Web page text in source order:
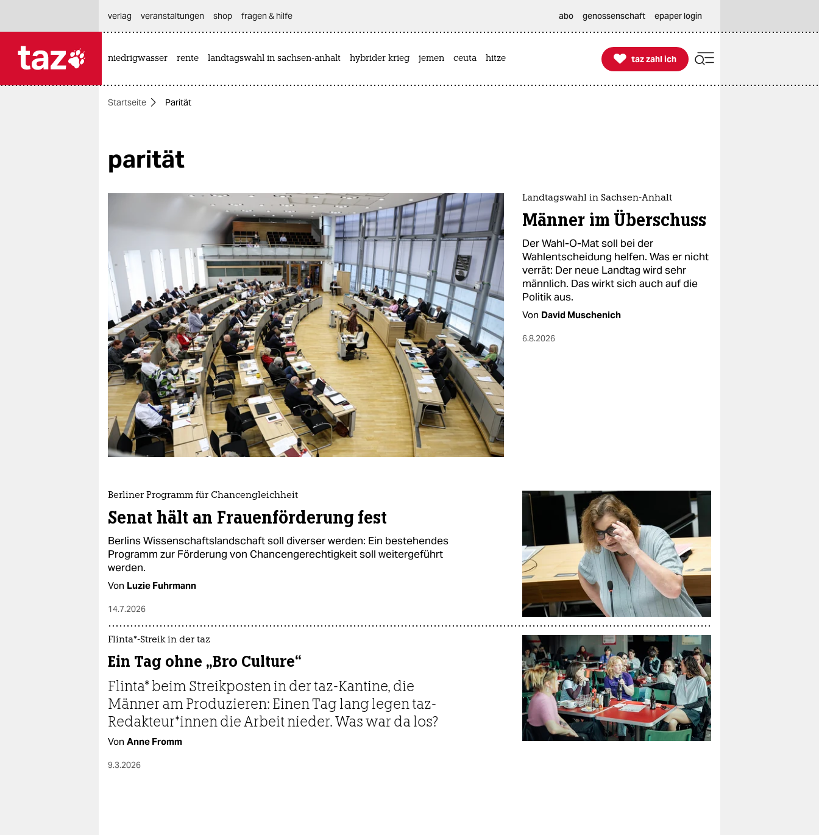
themen
öko
gesellschaft
sport
berlin
nord
wahrheit
verlag
verlag
veranstaltungen
shop
fragen & hilfe
abo
genossenschaft
epaper login
verlag
veranstaltungen shop fragen & hilfe abo genossenschaft epaper login
niedrigwasser rente landtagswahl in sachsen-anhalt hybrider krieg jemen ceuta hitze 
taz zahl ich
taz zahl ich
Startseite Parität
parität
Landtagswahl in Sachsen-Anhalt
Männer im Überschuss
Der Wahl-O-Mat soll bei der
Wahlentscheidung helfen. Was er nicht
verrät: Der neue Landtag wird sehr
männlich. Das wirkt sich auch auf die
Politik aus.
Von David Muschenich
6.8.2026
Berliner Programm für Chancengleichheit
Senat hält an Frauenförderung fest
Berlins Wissenschaftslandschaft soll diverser werden: Ein bestehendes
Programm zur Förderung von Chancengerechtigkeit soll weitergeführt
werden.
Von Luzie Fuhrmann
14.7.2026
Flinta*-Streik in der taz
Ein Tag ohne „Bro Culture“
Flinta* beim Streikposten in der taz-Kantine, die
Männer am Produzieren: Einen Tag lang legen taz-
Redakteur*innen die Arbeit nieder. Was war da los?
Von Anne Fromm
9.3.2026